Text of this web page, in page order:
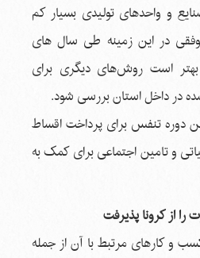
و واحدهای تولیدی بسیار کم
در این زمینه طی سال های
است روش‌های دیگری برای
در داخل استان بررسی شود.
دوره تنفس برای پرداخت اقساط
و تامین اجتماعی برای کمک به
از کرونا پذیرفت
و کارهای مرتبط با آن از جمله